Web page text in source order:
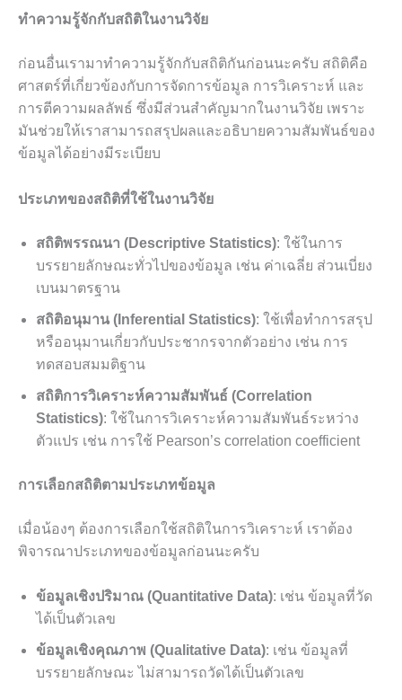
ทำความรู้จักกับสถิติในงานวิจัย
ก่อนอื่นเรามาทำความรู้จักกับสถิติกันก่อนนะครับ สถิติคือ
ศาสตร์ที่เกี่ยวข้องกับการจัดการข้อมูล การวิเคราะห์ และ
การตีความผลลัพธ์ ซึ่งมีส่วนสำคัญมากในงานวิจัย เพราะ
มันช่วยให้เราสามารถสรุปผลและอธิบายความสัมพันธ์ของ
ข้อมูลได้อย่างมีระเบียบ
ประเภทของสถิติที่ใช้ในงานวิจัย
สถิติพรรณนา (Descriptive Statistics): ใช้ในการ
บรรยายลักษณะทั่วไปของข้อมูล เช่น ค่าเฉลี่ย ส่วนเบี่ยง
เบนมาตรฐาน
สถิติอนุมาน (Inferential Statistics): ใช้เพื่อทำการสรุป
หรืออนุมานเกี่ยวกับประชากรจากตัวอย่าง เช่น การ
ทดสอบสมมติฐาน
สถิติการวิเคราะห์ความสัมพันธ์ (Correlation
Statistics): ใช้ในการวิเคราะห์ความสัมพันธ์ระหว่าง
ตัวแปร เช่น การใช้ Pearson’s correlation coefficient
การเลือกสถิติตามประเภทข้อมูล
เมื่อน้องๆ ต้องการเลือกใช้สถิติในการวิเคราะห์ เราต้อง
พิจารณาประเภทของข้อมูลก่อนนะครับ
ข้อมูลเชิงปริมาณ (Quantitative Data): เช่น ข้อมูลที่วัด
ได้เป็นตัวเลข
ข้อมูลเชิงคุณภาพ (Qualitative Data): เช่น ข้อมูลที่
บรรยายลักษณะ ไม่สามารถวัดได้เป็นตัวเลข